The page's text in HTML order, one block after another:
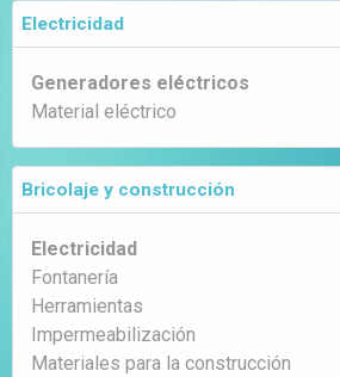
Electricidad
Generadores eléctricos
Material eléctrico
Bricolaje y construcción
Electricidad
Fontanería
Herramientas
Impermeabilización
Materiales para la construcción